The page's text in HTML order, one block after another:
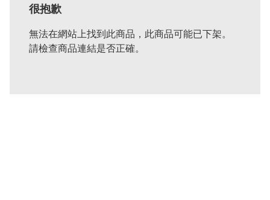
很抱歉
無法在網站上找到此商品，此商品可能已下架。
請檢查商品連結是否正確。